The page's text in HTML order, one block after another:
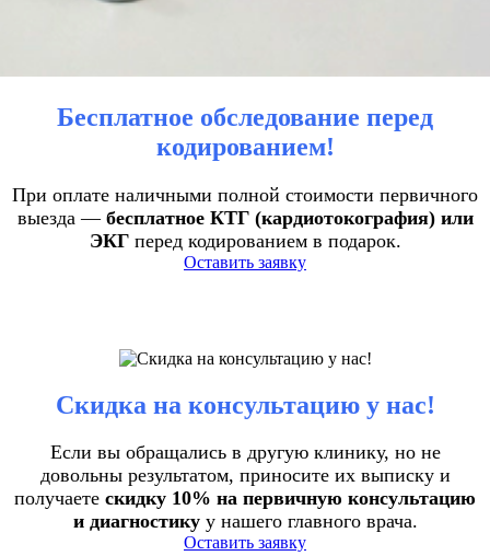
Бесплатное обследование перед
кодированием!
При оплате наличными полной стоимости первичного
выезда — бесплатное КТГ (кардиотокография) или
ЭКГперед кодированием в подарок.
Оставить заявку
Скидка на консультацию у нас!
Если вы обращались в другую клинику, но не
довольны результатом, приносите их выписку и
получаете скидку 10% на первичную консультацию
и диагностикуу нашего главного врача.
Оставить заявку